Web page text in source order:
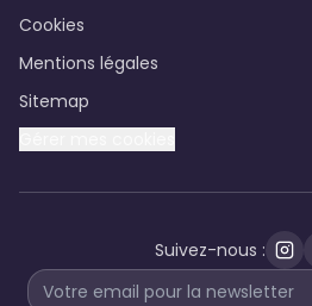
Cookies
Mentions légales
Sitemap
Suivez-nous :